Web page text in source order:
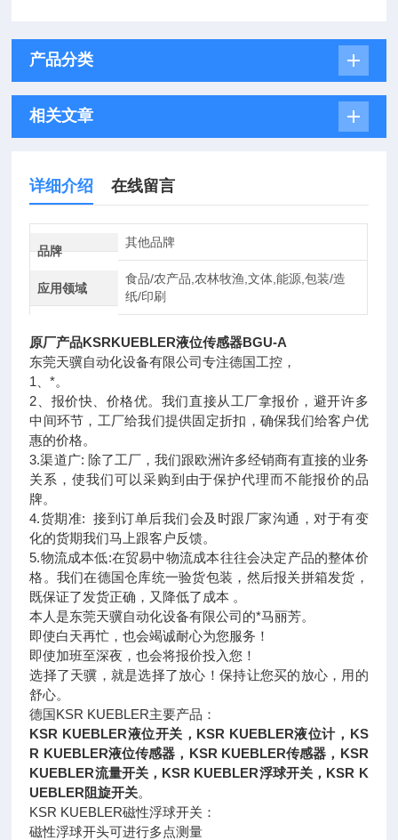
产品分类
相关文章
详细介绍 在线留言
品牌
其他品牌
应用领域
食品/农产品,农林牧渔,文体,能源,包装/造
纸/印刷
原厂产品KSRKUEBLER液位传感器BGU-A
东莞天骥自动化设备有限公司专注德国工控，
1、*。
2、报价快、价格优。我们直接从工厂拿报价，避开许多
中间环节，工厂给我们提供固定折扣，确保我们给客户优
惠的价格。
3.渠道广: 除了工厂，我们跟欧洲许多经销商有直接的业务
关系，使我们可以采购到由于保护代理而不能报价的品
牌。
4.货期准: 接到订单后我们会及时跟厂家沟通，对于有变
化的货期我们马上跟客户反馈。
5.物流成本低:在贸易中物流成本往往会决定产品的整体价
格。我们在德国仓库统一验货包装，然后报关拼箱发货，
既保证了发货正确，又降低了成本 。
本人是东莞天骥自动化设备有限公司的*马丽芳。
即使白天再忙，也会竭诚耐心为您服务！
即使加班至深夜，也会将报价投入您！
选择了天骥，就是选择了放心！保持让您买的放心，用的
舒心。
德国KSR KUEBLER主要产品：
KSR KUEBLER液位开关，KSR KUEBLER液位计，KS
R KUEBLER液位传感器，KSR KUEBLER传感器，KSR
KUEBLER流量开关，KSR KUEBLER浮球开关，KSR K
UEBLER阻旋开关。
KSR KUEBLER磁性浮球开关：
磁性浮球开头可进行多点测量